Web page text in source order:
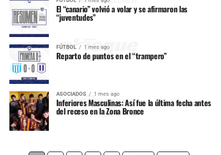
El “canario” volvió a volar y se afirmaron las
“juventudes”
FÚTBOL 1 mes ago
Reparto de puntos en el “trampero”
ASOCIADOS 1 mes ago
Inferiores Masculinas: Así fue la última fecha antes
del receso en la Zona Bronce